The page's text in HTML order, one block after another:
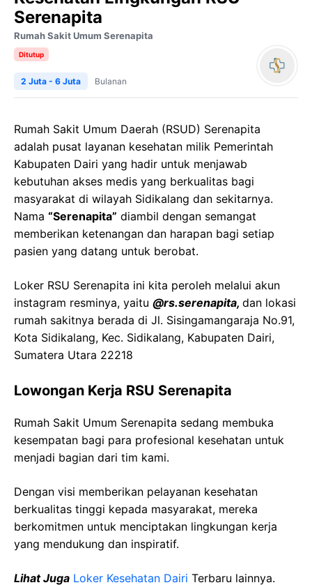
Serenapita
Rumah Sakit Umum Serenapita
Ditutup
2 Juta - 6 Juta Bulanan
Rumah Sakit Umum Daerah (RSUD) Serenapita
adalah pusat layanan kesehatan milik Pemerintah
Kabupaten Dairi yang hadir untuk menjawab
kebutuhan akses medis yang berkualitas bagi
masyarakat di wilayah Sidikalang dan sekitarnya.
Nama “Serenapita” diambil dengan semangat
memberikan ketenangan dan harapan bagi setiap
pasien yang datang untuk berobat.
Loker RSU Serenapita ini kita peroleh melalui akun
instagram resminya, yaitu @rs.serenapita, dan lokasi
rumah sakitnya berada di Jl. Sisingamangaraja No.91,
Kota Sidikalang, Kec. Sidikalang, Kabupaten Dairi,
Sumatera Utara 22218
Lowongan Kerja RSU Serenapita
Rumah Sakit Umum Serenapita sedang membuka
kesempatan bagi para profesional kesehatan untuk
menjadi bagian dari tim kami.
Dengan visi memberikan pelayanan kesehatan
berkualitas tinggi kepada masyarakat, mereka
berkomitmen untuk menciptakan lingkungan kerja
yang mendukung dan inspiratif.
Lihat Juga Loker Kesehatan Dairi Terbaru lainnya.